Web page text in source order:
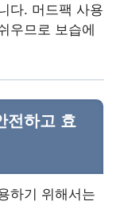
다. 머드팩 사용
우므로 보습에
전하고 효
하기 위해서는